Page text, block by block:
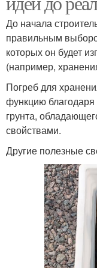
До начала
правильным
которых он будет
(например,
Погреб для
функцию
грунта,
свойствами.
Другие полезные